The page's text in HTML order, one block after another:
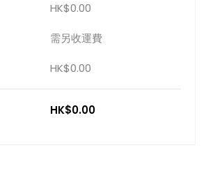
HK$0.00
需另收運費
HK$0.00
HK$0.00